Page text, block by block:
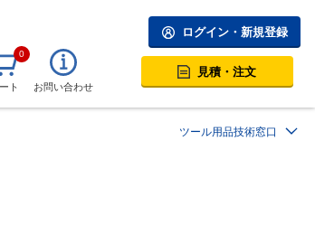
ログイン・新規登録
0
ト お問い合わせ
見積・注文
ツール用品技術窓口